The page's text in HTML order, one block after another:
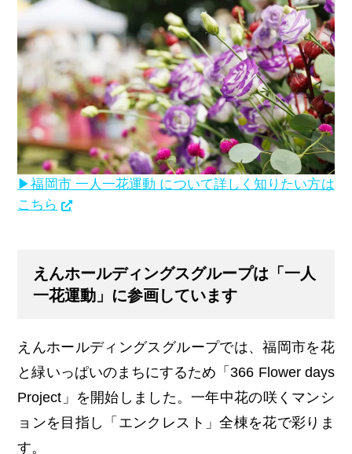
▶︎福岡市 一人一花運動 について詳しく知りたい方は
こちら
えんホールディングスグループは「一人
一花運動」に参画しています
えんホールディングスグループでは、福岡市を花
と緑いっぱいのまちにするため「366 Flower days
Project 」を開始しました。一年中花の咲くマンシ
ョンを目指し「エンクレスト」全棟を花で彩りま
す。